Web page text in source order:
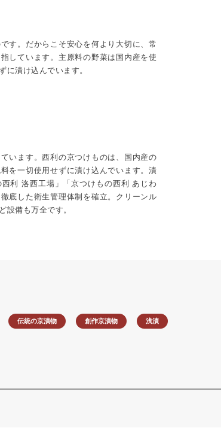
す。だからこそ安心を何より大切に、常
しています。主原料の野菜は国内産を使
に漬け込んでいます。
います。西利の京つけものは、国内産の
を一切使用せずに漬け込んでいます。漬
利 洛西工場」「京つけもの西利 あじわ
底した衛生管理体制を確立。クリーンル
設備も万全です。
伝統の京漬物 創作京漬物 浅漬